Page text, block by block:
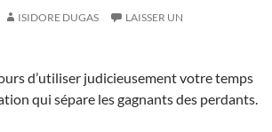
ISIDORE DUGAS
LAISSER UN
d’utiliser judicieusement votre temps
qui sépare les gagnants des perdants.